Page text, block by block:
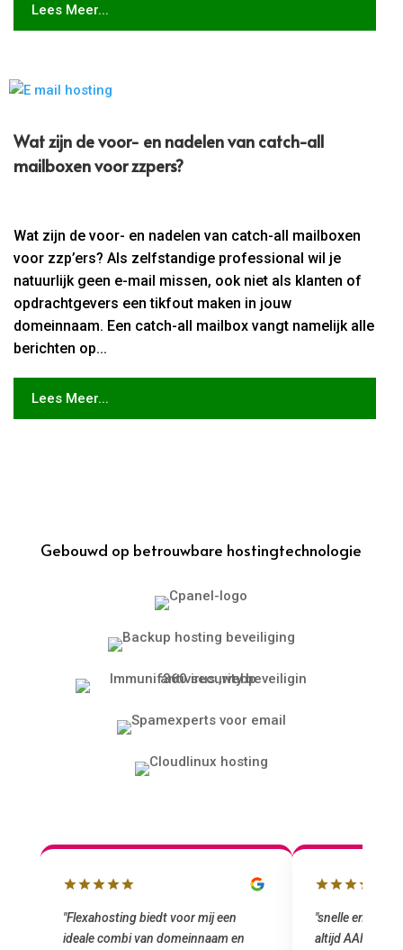
Lees Meer...
Wat zijn de voor- en nadelen van catch-all
mailboxen voor zzpers?
Wat zijn de voor- en nadelen van catch-all mailboxen
voor zzp’ers? Als zelfstandige professional wil je
natuurlijk geen e-mail missen, ook niet als klanten of
opdrachtgevers een tikfout maken in jouw
domeinnaam. Een catch-all mailbox vangt namelijk alle
berichten op...
Lees Meer...
Gebouwd op betrouwbare hostingtechnologie
"snelle en vriendelijke service. staat
altijd AAN (: fijne prijzen vergeleken
"Top service. Ik
het installeren